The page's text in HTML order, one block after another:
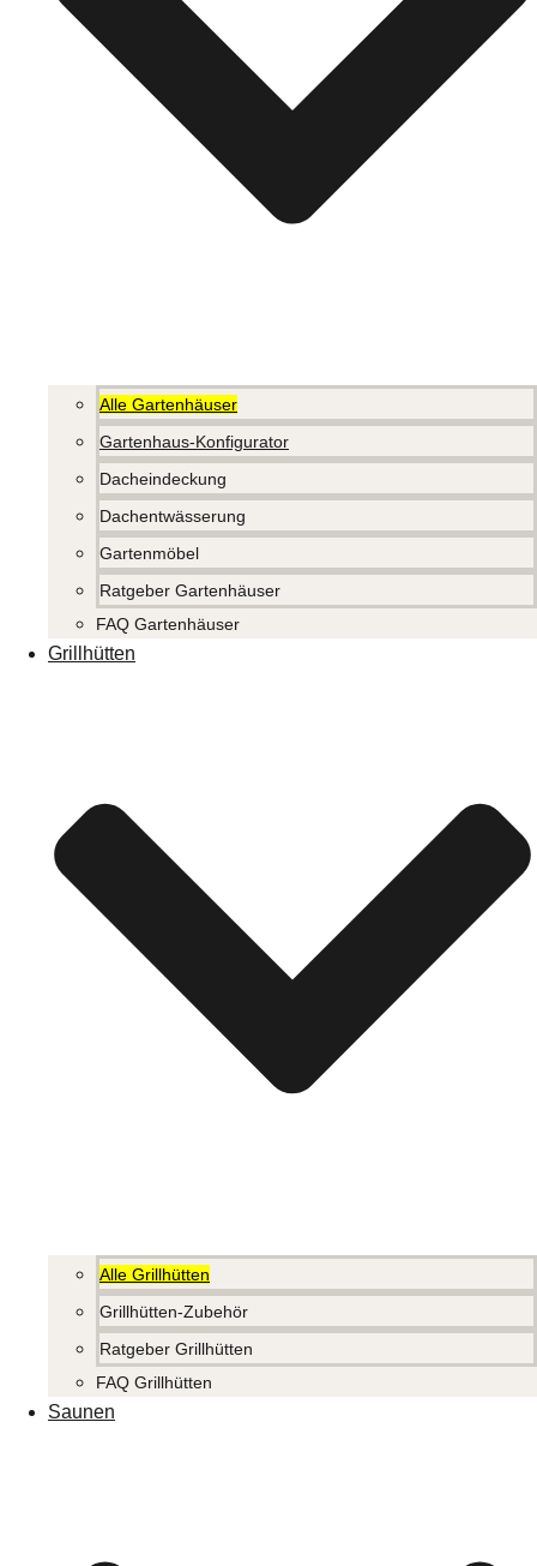
Alle Gartenhäuser
Gartenhaus-Konfigurator
Dacheindeckung
Dachentwässerung
Gartenmöbel
Ratgeber Gartenhäuser
FAQ Gartenhäuser
Grillhütten
Alle Grillhütten
Grillhütten-Zubehör
Ratgeber Grillhütten
FAQ Grillhütten
Saunen